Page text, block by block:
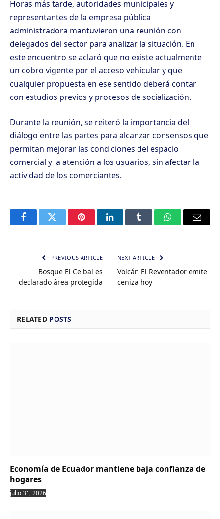
Horas más tarde, autoridades municipales y
representantes de la empresa pública
administradora mantuvieron una reunión con
delegados del sector para analizar la situación. En
este encuentro se aclaró que no existe actualmente
un cobro vigente por el acceso vehicular y que
cualquier propuesta en ese sentido deberá contar
con estudios previos y procesos de socialización.
Durante la reunión, se reiteró la importancia del
diálogo entre las partes para alcanzar consensos que
permitan mejorar las condiciones del espacio
comercial y la atención a los usuarios, sin afectar la
actividad de los comerciantes.
FacebookTwitter PinterestLinkedInTumblr WhatsAppEmail
PREVIOUS ARTICLE
Bosque El Ceibal es
declarado área protegida
NEXT ARTICLE
Volcán El Reventador emite
ceniza hoy
RELATED POSTS
Economía de Ecuador mantiene baja confianza de
hogares
julio 31, 2026